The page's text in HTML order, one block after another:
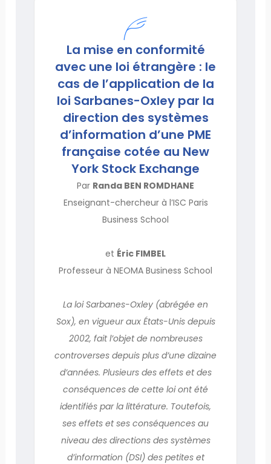
La mise en conformité
avec une loi étrangère : le
cas de l’application de la
loi Sarbanes-Oxley par la
direction des systèmes
d’information d’une PME
française cotée au New
York Stock Exchange
Par Randa BEN ROMDHANE
Enseignant-chercheur à l’ISC Paris
Business School
et Éric FIMBEL
Professeur à NEOMA Business School
La loi Sarbanes-Oxley (abrégée en
Sox), en vigueur aux États-Unis depuis
2002, fait l’objet de nombreuses
controverses depuis plus d’une dizaine
d’années. Plusieurs des effets et des
conséquences de cette loi ont été
identifiés par la littérature. Toutefois,
ses effets et ses conséquences au
niveau des directions des systèmes
d’information (DSI) des petites et